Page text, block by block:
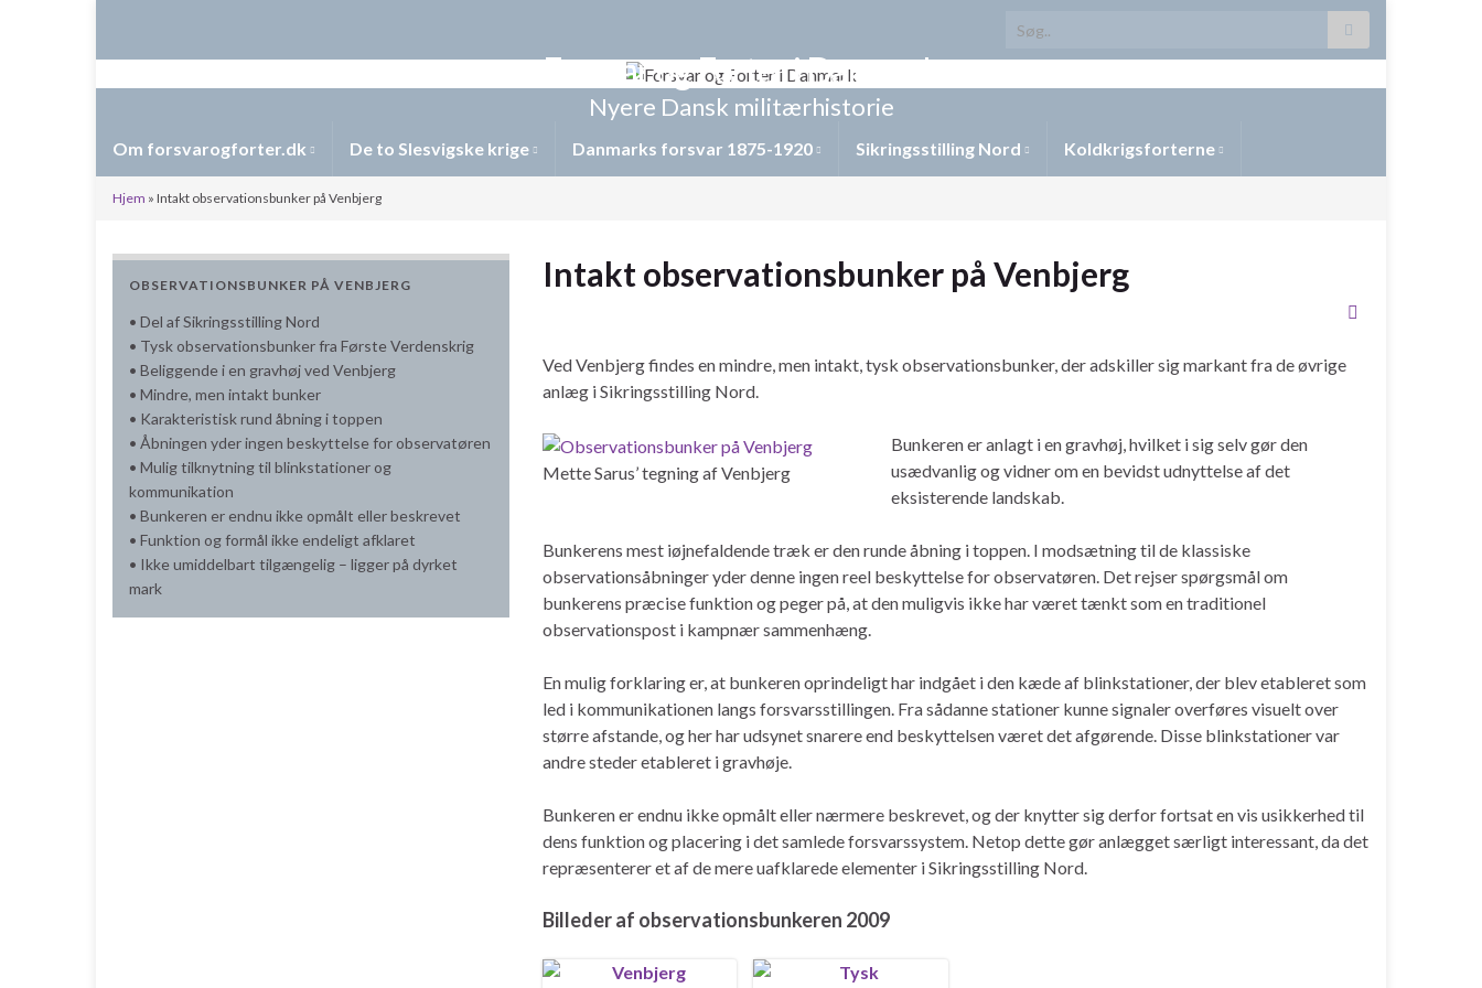
Search for:
Forsvar og Forter i Danmark
Nyere Dansk militærhistorie
Om forsvarogforter.dk De to Slesvigske krige Danmarks forsvar 1875-1920 Sikringsstilling Nord Koldkrigsforterne
Hjem » Intakt observationsbunker på Venbjerg
OBSERVATIONSBUNKER PÅ VENBJERG
• Del afSikringsstilling Nord
• Tysk observationsbunker fra Første Verdenskrig
• Beliggende i en gravhøj ved Venbjerg
• Mindre, men intakt bunker
• Karakteristisk rund åbning i toppen
• Åbningen yder ingen beskyttelse for observatøren
• Mulig tilknytning til blinkstationer og
kommunikation
• Bunkeren er endnu ikke opmålt eller beskrevet
• Funktion og formål ikke endeligt afklaret
• Ikke umiddelbart tilgængelig – ligger på dyrket
mark
Intakt observationsbunker på Venbjerg
VedVenbjergfindes en mindre, men intakt, tysk observationsbunker, der adskiller sig markant fra de øvrige
anlæg i Sikringsstilling Nord.
Mette Sarus’ tegning af Venbjerg
Bunkeren er anlagt i en gravhøj, hvilket i sig selv gør den
usædvanlig og vidner om en bevidst udnyttelse af det
eksisterende landskab.
Bunkerens mest iøjnefaldende træk er den runde åbning i toppen. I modsætning til de klassiske
observationsåbninger yder denne ingen reel beskyttelse for observatøren. Det rejser spørgsmål om
bunkerens præcise funktion og peger på, at den muligvis ikke har været tænkt som en traditionel
observationspost i kampnær sammenhæng.
En mulig forklaring er, at bunkeren oprindeligt har indgået i den kæde af blinkstationer, der blev etableret som
led i kommunikationen langs forsvarsstillingen. Fra sådanne stationer kunne signaler overføres visuelt over
større afstande, og her har udsynet snarere end beskyttelsen været det afgørende. Disse blinkstationer var
andre steder etableret i gravhøje.
Bunkeren er endnu ikke opmålt eller nærmere beskrevet, og der knytter sig derfor fortsat en vis usikkerhed til
dens funktion og placering i det samlede forsvarssystem. Netop dette gør anlægget særligt interessant, da det
repræsenterer et af de mere uafklarede elementer i Sikringsstilling Nord.
Billeder af observationsbunkeren 2009